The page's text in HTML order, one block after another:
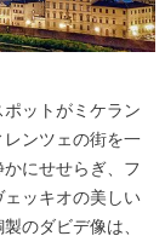
ットがミケラン
ンツェの街を一
にせせらぎ、フ
ッキオの美しい
のダビデ像は、